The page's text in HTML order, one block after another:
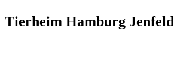
Tierheim Hamburg Jenfeld